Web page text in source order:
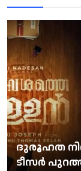
ദുരൂഹത
ടീസര്‍